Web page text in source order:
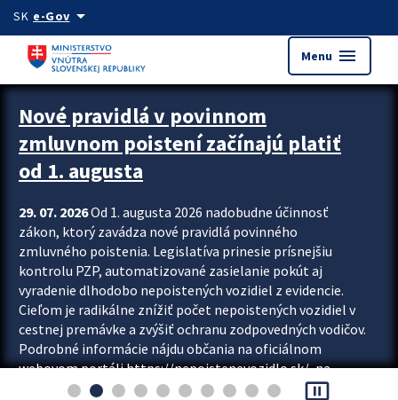
Preskocit na hlavný obsah
SK e-Govarrow_drop_down
Menu menu
Zastavit automatický posun upútavok
Nové pravidlá v povinnom
zmluvnom poistení začínajú platiť
od 1. augusta
29. 07. 2026Od 1. augusta 2026 nadobudne účinnosť
zákon, ktorý zavádza nové pravidlá povinného
zmluvného poistenia. Legislatíva prinesie prísnejšiu
kontrolu PZP, automatizované zasielanie pokút aj
vyradenie dlhodobo nepoistených vozidiel z evidencie.
Cieľom je radikálne znížiť počet nepoistených vozidiel v
cestnej premávke a zvýšiť ochranu zodpovedných vodičov.
Podrobné informácie nájdu občania na oficiálnom
webovom portáli https://nepoistenevozidlo.sk/, na
ktorom od augusta pribudne aj možnosť overiť si...
pause_presentation